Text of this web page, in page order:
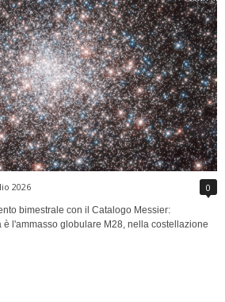
2026 0
bimestrale con il Catalogo Messier:
l'ammasso globulare M28, nella costellazione